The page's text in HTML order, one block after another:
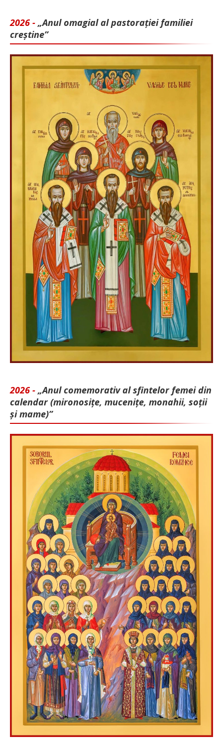
2026 - „Anul omagial al pastorației familiei
creștine”
2026 - „Anul comemorativ al sfintelor femei din
calendar (mironosițe, mu­cenițe, monahii, soții
și mame)”